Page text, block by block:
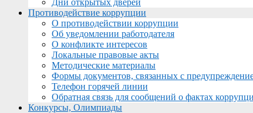
Дни открытых дверей
Противодействие коррупции
О противодействии коррупции
Об уведомлении работодателя
О конфликте интересов
Локальные правовые акты
Методические материалы
Формы документов, связанных с
Телефон горячей линии
Обратная связь для сообщений о фактах
Конкурсы, Олимпиады